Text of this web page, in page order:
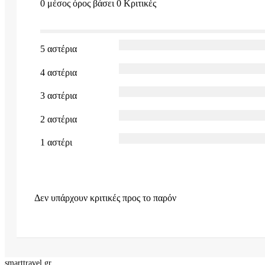
0 μέσος όρος βάσει 0 Κριτικές
5 αστέρια
4 αστέρια
3 αστέρια
2 αστέρια
1 αστέρι
Δεν υπάρχουν κριτικές προς το παρόν
smarttravel.gr